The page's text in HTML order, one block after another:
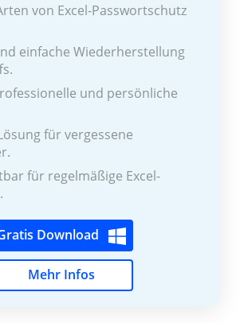
von Excel-Passwortschutz
einfache Wiederherstellung
und persönliche
für vergessene
für regelmäßige Excel-
Download
Mehr Infos